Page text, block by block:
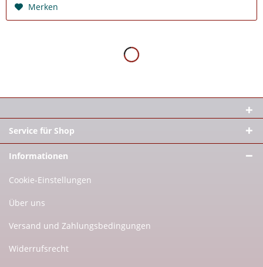
Merken
Service für Shop
Informationen
Cookie-Einstellungen
Über uns
Versand und Zahlungsbedingungen
Widerrufsrecht